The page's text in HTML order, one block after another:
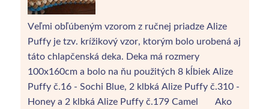
Veľmi obľúbeným vzorom z ručnej priadze Alize
Puffy je tzv. krížikový vzor, ktorým bolo urobená aj
táto chlapčenská deka. Deka má rozmery
100x160cm a bolo na ňu použitých 8 kĺbiek Alize
Puffy č.16 - Sochi Blue, 2 klbká Alize Puffy č.310 -
Honey a 2 klbká Alize Puffy č.179 Camel Ako